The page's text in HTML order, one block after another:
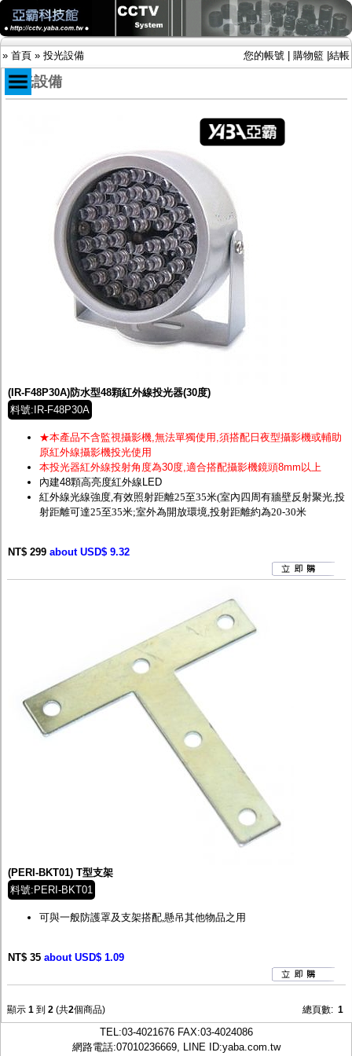
» 首頁 » 投光設備 您的帳號 購物籃 結帳
IP網路攝影機及錄放影機
AHD DVR數位錄放影機
AHD半球型(適用屋內)
AHD中小型紅外線攝影機(適用騎樓、室內外)
AHD防護罩型攝影機(適用屋外，紅外線照射
AHD特殊功能型攝影機
旋轉型攝影機.旋轉台
傳統高解析攝影機
視訊轉換設備
雙絞線傳輸器
雜訊改善器
分配放大器
網路線用水晶頭
網路線
懶人線.同軸線.花線
線頭.插座.延長線.HDMI線
集線盒.防水盒.配線盒
偽裝嚇阻假監視器. 警示防盜貼紙
電腦工業機殼
投光設備
(IR-F48P30A)防水型48顆紅外線投光器(30度)
料號:IR-F48P30A
★本產品不含監視攝影機,無法單獨使用,須搭配日夜型攝影機或輔助
原紅外線攝影機投光使用
本投光器紅外線投射角度為30度,適合搭配攝影機鏡頭8mm以上
內建48顆高亮度紅外線LED
紅外線光線強度,有效照射距離25至35米(室內四周有牆壁反射聚光,投
射距離可達25至35米;室外為開放環境,投射距離約為20-30米
NT$ 299 about USD$ 9.32
(PERI-BKT01) T型支架
料號:PERI-BKT01
可與一般防護罩及支架搭配,懸吊其他物品之用
NT$ 35 about USD$ 1.09
顯示 1 到 2 (共2個商品) 總頁數: 1
TEL:03-4021676FAX:03-4024086
網路電話:07010236669, LINE ID:yaba.com.tw